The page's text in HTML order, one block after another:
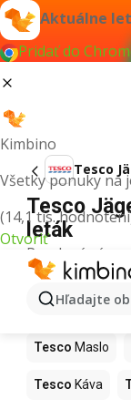
Aktuálne
Pridať do
Kimbino
Všetky ponuky na
(14,1 tis.
Otvoriť
Hľadajte
Tesco
Tesco
leták
Pre daný výraz
Ďalšie
Tesco Pizza
Tesco Maslo
Tesco Káva